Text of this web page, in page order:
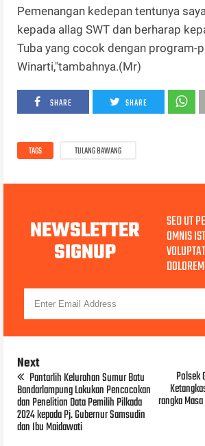
Pemenangan kedepan tentunya
kepada allag SWT dan berharap
Tuba yang cocok dengan program-
Winarti,"tambahnya.(Mr)
SHARE SHARE
TAGS TULANG BAWANG
NEWSLETTER
SIGNUP
SED UT
OMNIS
Next
Pantarlih Kelurahan Sumur Batu
Bandarlampung Lakukan Pencocokan
dan Penelitian Data Pemilih Pilkada
2024 kepada Pj. Gubernur Samsudin
dan Ibu Maidawati
Polsek
rangka